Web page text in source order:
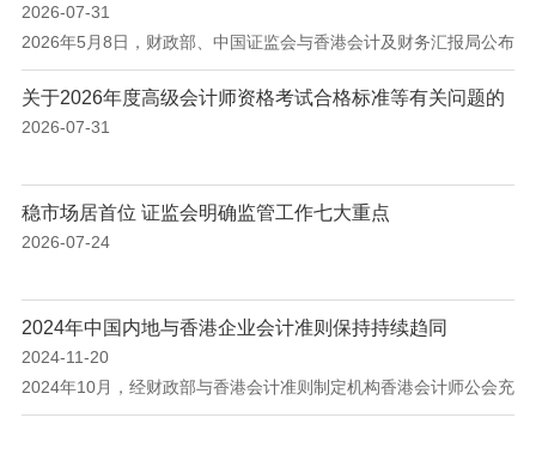
务所 获准从事H股企业审计业务答记者问
2026-07-31
2026年5月8日，财政部、中国证监会与香港会计及财务汇报局公布
了增补从事H股企业审计业务的2家内地会计师事务所名单。日前，
财政部、中国证监会有关部门负责人就增补工作有关问题回答了记
者的提问。 一、请介绍一下内地会计师事务所增补从事H股企业审
计业务是深化内地与香港会计交流合作的重要举措。2010年12月，
财政部、中国证监会首次向香港监管机构...
关于2026年度高级会计师资格考试合格标准等有关问题的
通知
2026-07-31
稳市场居首位 证监会明确监管工作七大重点
2026-07-24
2024年中国内地与香港企业会计准则保持持续趋同
2024-11-20
2024年10月，经财政部与香港会计准则制定机构香港会计师公会充
分沟通和评估，双方认可过去一年来中国内地制定发布的企业会计